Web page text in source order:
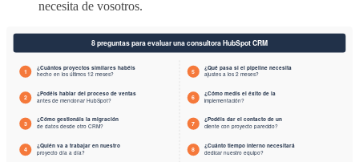
necesita de vosotros.